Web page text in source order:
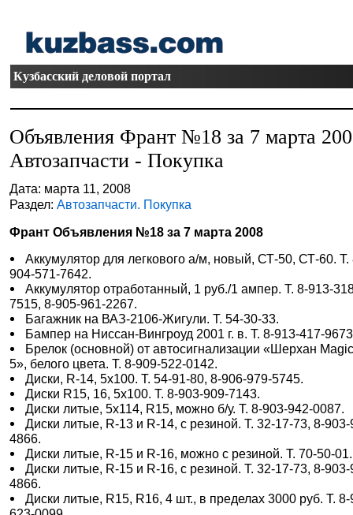
Кузбасский деловой портал
Объявления Франт №18 за 7 марта
Автозапчасти - Покупка
Дата: марта 11, 2008
Раздел:Автозапчасти. Покупка
Франт Объявления №18 за 7 марта 2008
Аккумулятор для легкового а/м, новый, СТ-50, СТ-60. Т.
904-571-7642.
Аккумулятор отработанный, 1 руб./1 ампер. Т. 8-913-
7515, 8-905-961-2267.
Багажник на ВАЗ-2106-Жигули. Т. 54-30-33.
Бампер на Ниссан-Вингроуд 2001 г. в. Т. 8-913-417-
Брелок (основной) от автосигнализации «Шерхан
5», белого цвета. Т. 8-909-522-0142.
Диски, R-14, 5х100. Т. 54-91-80, 8-906-979-5745.
Диски R15, 16, 5х100. Т. 8-903-909-7143.
Диски литые, 5х114, R15, можно б/у. Т. 8-903-942-0087.
Диски литые, R-13 и R-14, с резиной. Т. 32-17-73, 8-
4866.
Диски литые, R-15 и R-16, можно с резиной. Т. 70-50-01.
Диски литые, R-15 и R-16, с резиной. Т. 32-17-73, 8-
4866.
Диски литые, R15, R16, 4 шт., в пределах 3000 руб. Т.